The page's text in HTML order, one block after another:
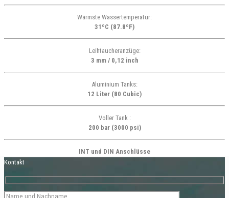
Wärmste Wassertemperatur:
31ºC (87.8ºF)
Leihtaucheranzüge:
3 mm / 0,12 inch
Aluminium Tanks:
12 Liter (80 Cubic)
Voller Tank :
200 bar (3000 psi)
INT und DIN Anschlüsse
Kontakt